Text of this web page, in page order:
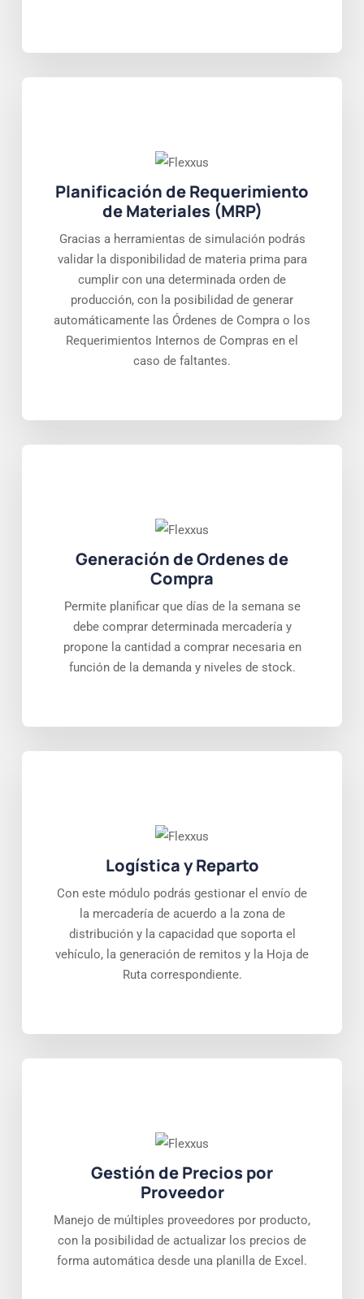
Planificación de Requerimiento
de Materiales (MRP)
Gracias a herramientas de simulación podrás
validar la disponibilidad de materia prima para
cumplir con una determinada orden de
producción, con la posibilidad de generar
automáticamente las Órdenes de Compra o los
Requerimientos Internos de Compras en el
caso de faltantes.
Generación de Ordenes de
Compra
Permite planificar que días de la semana se
debe comprar determinada mercadería y
propone la cantidad a comprar necesaria en
función de la demanda y niveles de stock.
Logística y Reparto
Con este módulo podrás gestionar el envío de
la mercadería de acuerdo a la zona de
distribución y la capacidad que soporta el
vehículo, la generación de remitos y la Hoja de
Ruta correspondiente.
Gestión de Precios por
Proveedor
Manejo de múltiples proveedores por producto,
con la posibilidad de actualizar los precios de
forma automática desde una planilla de Excel.